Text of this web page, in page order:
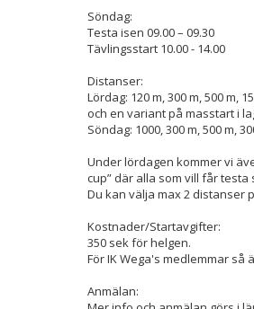
Söndag:
Testa isen 09.00 – 09.30
Tävlingsstart 10.00 - 14.00
Distanser:
Lördag: 120 m, 300 m, 500 m,
och en variant på masstart i
Söndag: 1000, 300 m, 500 m,
Under lördagen kommer vi
cup” där alla som vill får
Du kan välja max 2 distanser
Kostnader/Startavgifter:
350 sek för helgen.
För IK Wega's medlemmar så
Anmälan: